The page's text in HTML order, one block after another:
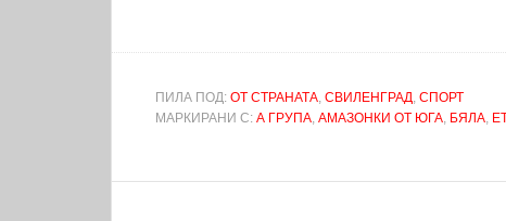
ПИЛА ПОД: ОТ СТРАНАТА, СВИЛЕНГРАД, СПОРТ
МАРКИРАНИ С: А ГРУПА, АМАЗОНКИ ОТ ЮГА, БЯЛА,